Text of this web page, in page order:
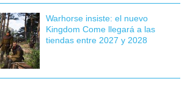
Warhorse insiste: el nuevo
Kingdom Come llegará a las
tiendas entre 2027 y 2028